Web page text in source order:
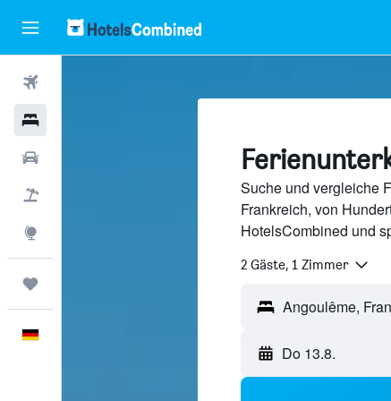
Suche und vergleiche
Frankreich, von
HotelsCombined und
2 Gäste, 1 Zimmer
Do 13.8.